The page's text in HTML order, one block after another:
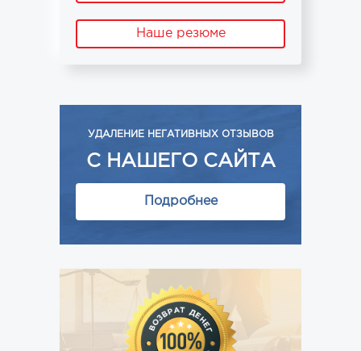
Наше резюме
УДАЛЕНИЕ НЕГАТИВНЫХ ОТЗЫВОВ
С НАШЕГО САЙТА
Подробнее